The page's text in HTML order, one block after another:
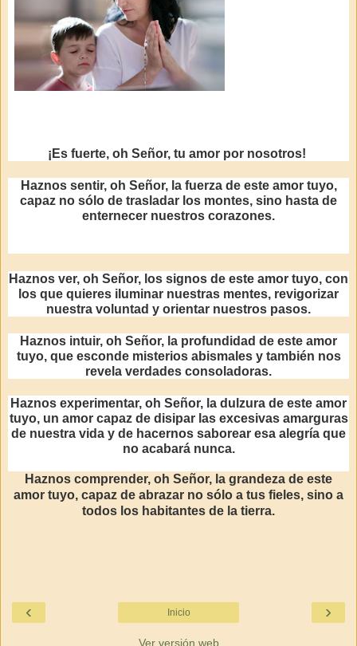
¡Es fuerte, oh Señor, tu amor por nosotros!
Haznos sentir, oh Señor, la fuerza de este amor tuyo,
capaz no sólo de trasladar los montes, sino hasta de
enternecer nuestros corazones.
Haznos ver, oh Señor, los signos de este amor tuyo, con
los que quieres iluminar nuestras mentes, revigorizar
nuestra voluntad y orientar nuestros pasos.
Haznos intuir, oh Señor, la profundidad de este amor
tuyo, que esconde misterios abismales y también nos
revela verdades consoladoras.
Haznos experimentar, oh Señor, la dulzura de este amor
tuyo, un amor capaz de disipar las excesivas amarguras
de nuestra vida y de hacernos saborear esa alegría que
no acabará nunca.
Haznos comprender, oh Señor, la grandeza de este
amor tuyo, capaz de abrazar no sólo a tus fieles, sino a
todos los habitantes de la tierra.
‹ ›
Inicio
Ver versión web